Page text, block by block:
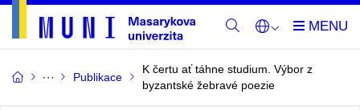
Publikace
K čertu ať táhne studium. Výbor z
byzantské žebravé poezie